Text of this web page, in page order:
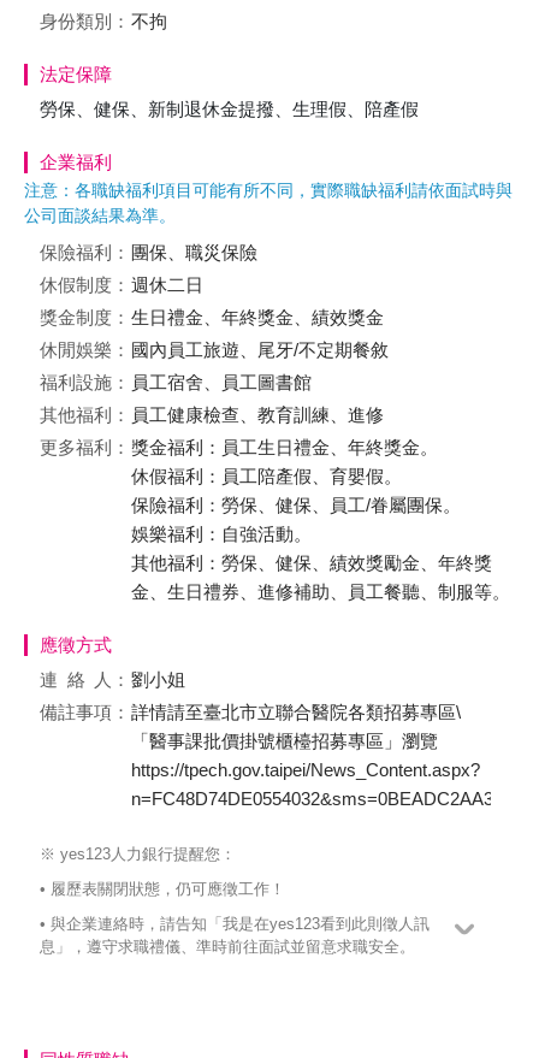
身份類別： 不拘
法定保障
勞保、健保、新制退休金提撥、生理假、陪產假
企業福利
注意：各職缺福利項目可能有所不同，實際職缺福利請依面試時與
公司面談結果為準。
保險福利： 團保、職災保險
休假制度： 週休二日
獎金制度： 生日禮金、年終獎金、績效獎金
休閒娛樂： 國內員工旅遊、尾牙/不定期餐敘
福利設施： 員工宿舍、員工圖書館
其他福利： 員工健康檢查、教育訓練、進修
更多福利： 獎金福利：員工生日禮金、年終獎金。
休假福利：員工陪產假、育嬰假。
保險福利：勞保、健保、員工/眷屬團保。
娛樂福利：自強活動。
其他福利：勞保、健保、績效獎勵金、年終獎
金、生日禮券、進修補助、員工餐聽、制服等。
應徵方式
連絡
人： 劉小姐
備註事項： 詳情請至臺北市立聯合醫院各類招募專區\
「醫事課批價掛號櫃檯招募專區」瀏覽
https://tpech.gov.taipei/News_Content.aspx?
※ yes123人力銀行提醒您：
• 履歷表關閉狀態，仍可應徵工作！
• 與企業連絡時，請告知「我是在yes123看到此則徵人訊
息」，遵守求職禮儀、準時前往面試並留意求職安全。